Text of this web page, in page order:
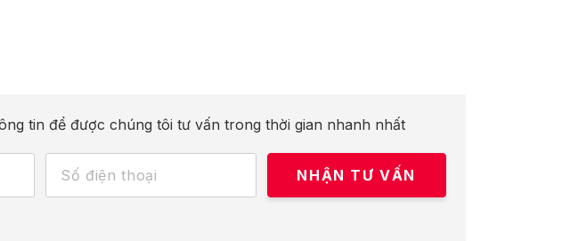
tin để được chúng tôi tư vấn trong thời gian nhanh nhất